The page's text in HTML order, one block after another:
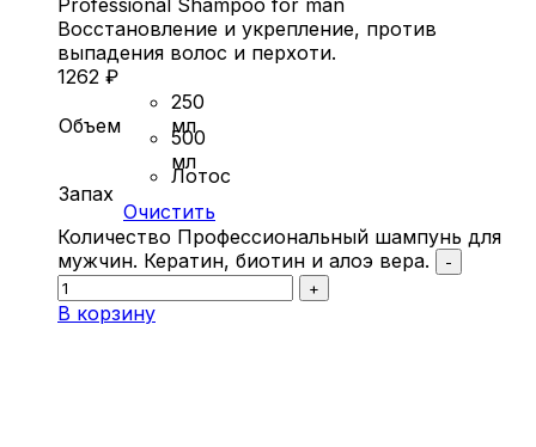
Professional Shampoo for man
Восстановление и укрепление, против
выпадения волос и перхоти.
1262 ₽
Объем
250
мл
500
мл
Запах
Лотос
Очистить
Количество Профессиональный шампунь для
мужчин. Кератин, биотин и алоэ вера.
-
+
В корзину